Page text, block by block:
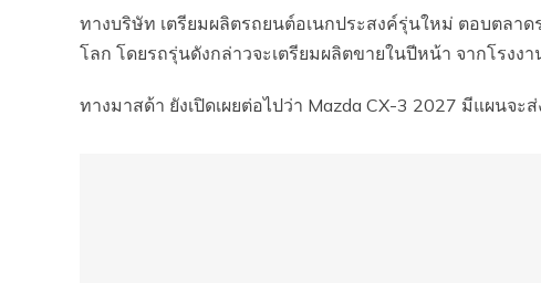
ทางบริษัท เตรียมผลิตรถยนต์อเนกประสงค์รุ่นใหม่ ตอบตลา
โลก โดยรถรุ่นดังกล่าวจะเตรียมผลิตขายในปีหน้า จากโรงง
ทางมาสด้า ยังเปิดเผยต่อไปว่า Mazda CX-3 2027 มีแผนจ